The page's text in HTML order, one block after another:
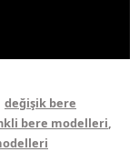
değişik bere
bere modelleri,